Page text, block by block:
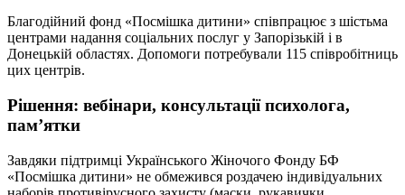
Благодійний фонд «Посмішка дитини» співпрацює з шістьма
центрами надання соціальних послуг у Запорізькій і в
Донецькій областях. Допомоги потребували 115 співробітниць
цих центрів.
Рішення: вебінари, консультації психолога,
пам’ятки
Завдяки підтримці Українського Жіночого Фонду БФ
«Посмішка дитини» не обмежився роздачею індивідуальних